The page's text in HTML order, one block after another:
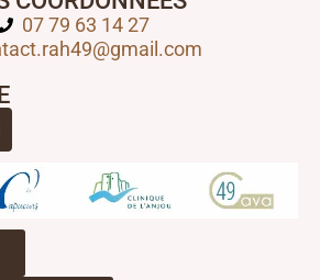
07 79 63 14 27